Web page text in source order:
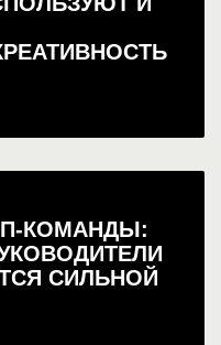
КОМАНДЫ:
СИЛЬНОЙ